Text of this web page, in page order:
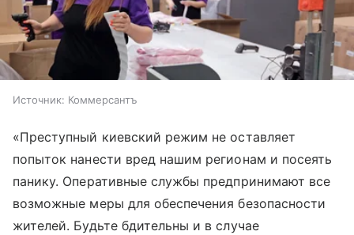
Источник: Коммерсантъ
«Преступный киевский режим не оставляет
попыток нанести вред нашим регионам и посеять
панику. Оперативные службы предпринимают все
возможные меры для обеспечения безопасности
жителей. Будьте бдительны и в случае